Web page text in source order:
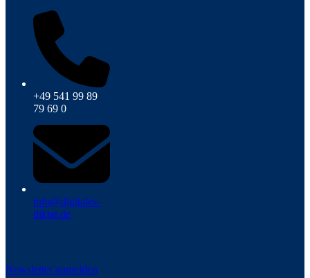
+49 541 99 89
79 69 0
info@digitales-
diktat.de
Newsletter anmelden